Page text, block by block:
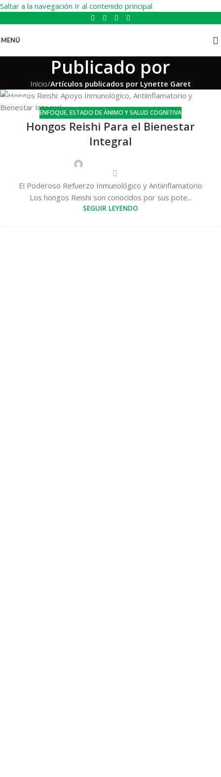
Saltar a la navegación Ir al contenido principal
MENÚ
Publicado por
Inicio/Artículos publicados por Lynette Garet
ENFOQUE, ESTADO DE ÁNIMO Y SALUD COGNITIVA
Hongos Reishi Para el Bienestar
Integral
El Poderoso Refuerzo Inmunológico y Antiinflamatorio
Los hongos Reishi son conocidos por sus pote...
SEGUIR LEYENDO